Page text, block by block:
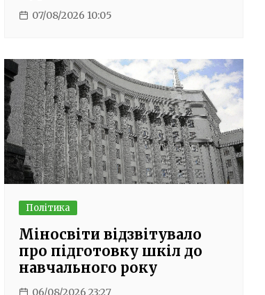
07/08/2026 10:05
Політика
Міносвіти відзвітувало
про підготовку шкіл до
навчального року
06/08/2026 23:27